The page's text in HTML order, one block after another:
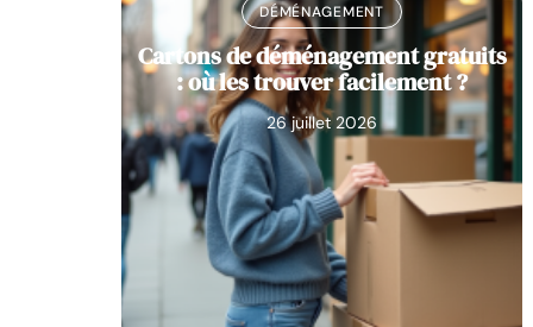
DÉMÉNAGEMENT
Cartons de déménagement gratuits
: où les trouver facilement ?
26 juillet 2026